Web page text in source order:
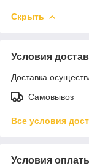
Скрыть
Условия
Доставка
Самовывоз
Все условия
Условия